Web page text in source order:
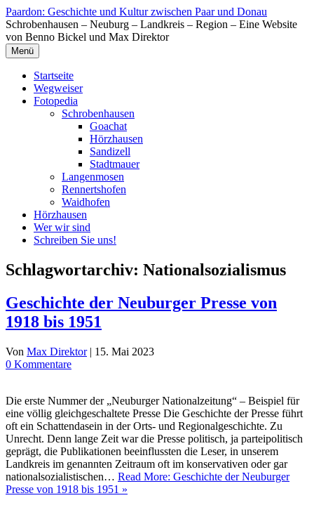
Zum
Inhalt
springen
Paardon: Geschichte und Kultur zwischen Paar und Donau
Schrobenhausen – Neuburg – Landkreis – Region – Eine Website
von Benno Bickel und Max Direktor
Menü
Startseite
Wegweiser
Fotopedia
Schrobenhausen
Goachat
Hörzhausen
Sandizell
Stadtmauer
Langenmosen
Rennertshofen
Waidhofen
Hörzhausen
Wer wir sind
Schreiben Sie uns!
Schlagwortarchiv: Nationalsozialismus
Geschichte der Neuburger Presse von
1918 bis 1951
Von Max Direktor | 15. Mai 2023
0 Kommentare
Die erste Nummer der „Neuburger Nationalzeitung“ – Beispiel für
eine völlig gleichgeschaltete Presse Die Geschichte der Presse führt
oft ein Schattendasein in der Orts- und Regionalgeschichte. Zu
Unrecht. Denn lange Zeit war die Presse politisch, ja parteipolitisch
geprägt, die Publikationen beeinflussten die Leser, in unserem
Landkreis im genannten Zeitraum oft im konservativen oder gar
nationalsozialistischen… Read More: Geschichte der Neuburger
Presse von 1918 bis 1951 »